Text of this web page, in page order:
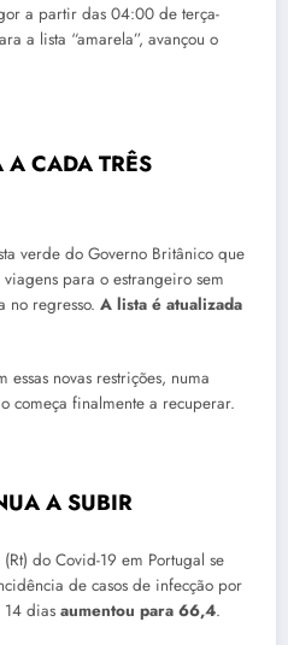
a partir das 04:00 de terça-
a lista “amarela”, avançou o
A CADA TRÊS
verde do Governo Britânico que
para o estrangeiro sem
no regresso. A lista é atualizada
novas restrições, numa
começa finalmente a recuperar.
A SUBIR
do Covid-19 em Portugal se
de casos de infecção por
14 dias aumentou para 66,4.